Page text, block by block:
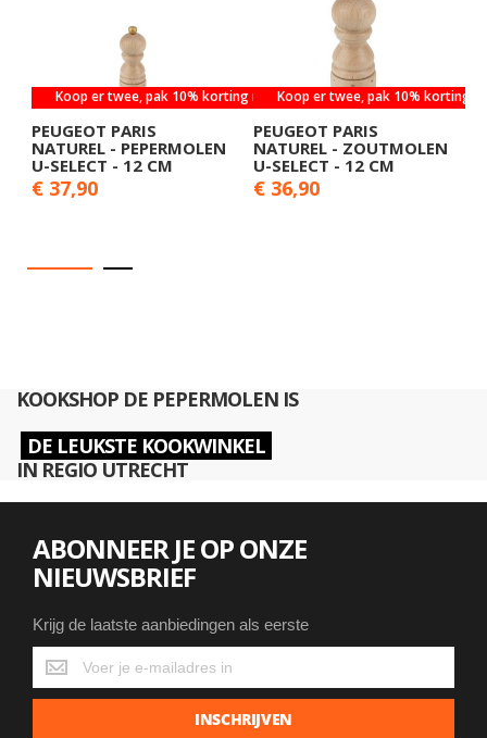
Koop er twee, pak 10% korting mee
PEUGEOT PARIS
NATUREL - PEPERMOLEN
U-SELECT - 12 CM
€ 37,90
Koop er twee, pak 10% korting
PEUGEOT PARIS
NATUREL - ZOUTMOLEN
U-SELECT - 12 CM
€ 36,90
KOOKSHOP DE PEPERMOLEN IS
DE LEUKSTE KOOKWINKEL
IN REGIO UTRECHT
ABONNEER JE OP ONZE
NIEUWSBRIEF
Krijg de laatste aanbiedingen als eerste
Krijg
de
laatste
INSCHRIJVEN